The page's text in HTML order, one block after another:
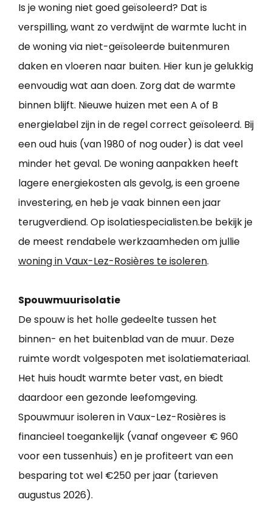
Is je woning niet goed geïsoleerd? Dat is
verspilling, want zo verdwijnt de warmte lucht in
de woning via niet-geïsoleerde buitenmuren
daken en vloeren naar buiten. Hier kun je gelukkig
eenvoudig wat aan doen. Zorg dat de warmte
binnen blijft. Nieuwe huizen met een A of B
energielabel zijn in de regel correct geïsoleerd. Bij
een oud huis (van 1980 of nog ouder) is dat veel
minder het geval. De woning aanpakken heeft
lagere energiekosten als gevolg, is een groene
investering, en heb je vaak binnen een jaar
terugverdiend. Op isolatiespecialisten.be bekijk je
de meest rendabele werkzaamheden om jullie
woning in Vaux-Lez-Rosières te isoleren.
Spouwmuurisolatie
De spouw is het holle gedeelte tussen het
binnen- en het buitenblad van de muur. Deze
ruimte wordt volgespoten met isolatiemateriaal.
Het huis houdt warmte beter vast, en biedt
daardoor een gezonde leefomgeving.
Spouwmuur isoleren in Vaux-Lez-Rosières is
financieel toegankelijk (vanaf ongeveer € 960
voor een tussenhuis) en je profiteert van een
besparing tot wel €250 per jaar (tarieven
augustus 2026).